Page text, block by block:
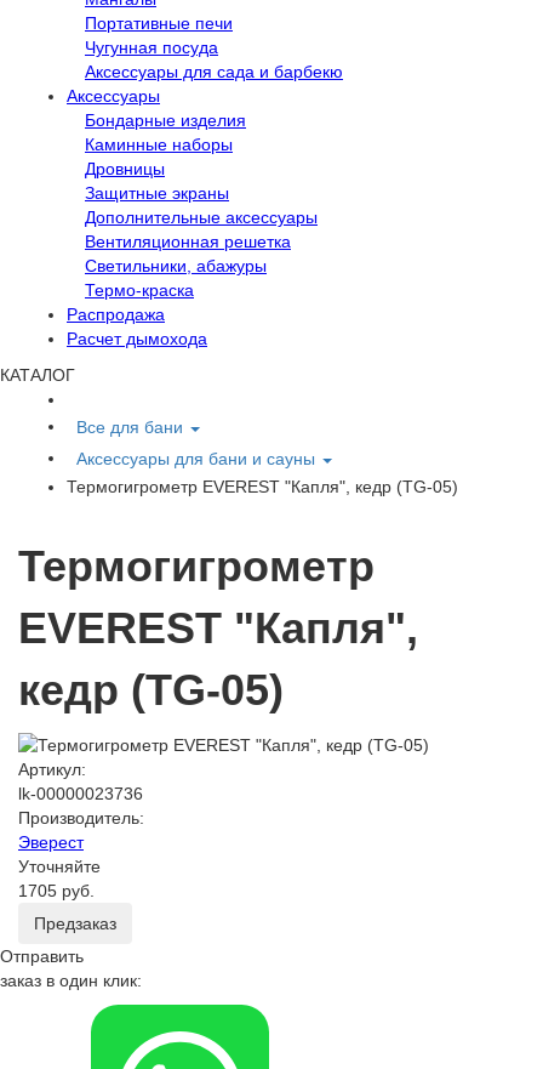
Портативные печи
Чугунная посуда
Аксессуары для сада и барбекю
Аксессуары
Бондарные изделия
Каминные наборы
Дровницы
Защитные экраны
Дополнительные аксессуары
Вентиляционная решетка
Светильники, абажуры
Термо-краска
Распродажа
Расчет дымохода
КАТАЛОГ
Все для бани
Аксессуары для бани и сауны
Термогигрометр EVEREST "Капля", кедр (TG-05)
Термогигрометр
EVEREST "Капля",
кедр (TG-05)
Артикул:
lk-00000023736
Производитель:
Эверест
Уточняйте
1705 руб.
Предзаказ
Отправить
заказ в один клик: